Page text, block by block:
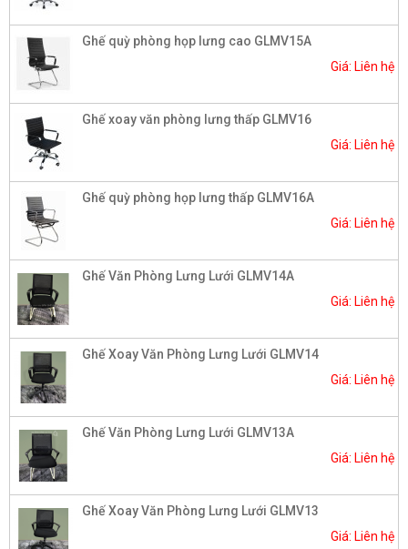
Ghế quỳ phòng họp lưng cao GLMV15A
Giá: Liên hệ
Ghế xoay văn phòng lưng thấp GLMV16
Giá: Liên hệ
Ghế quỳ phòng họp lưng thấp GLMV16A
Giá: Liên hệ
Ghế Văn Phòng Lưng Lưới GLMV14A
Giá: Liên hệ
Ghế Xoay Văn Phòng Lưng Lưới GLMV14
Giá: Liên hệ
Ghế Văn Phòng Lưng Lưới GLMV13A
Giá: Liên hệ
Ghế Xoay Văn Phòng Lưng Lưới GLMV13
Giá: Liên hệ